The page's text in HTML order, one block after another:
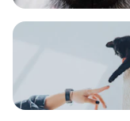
エンタメ